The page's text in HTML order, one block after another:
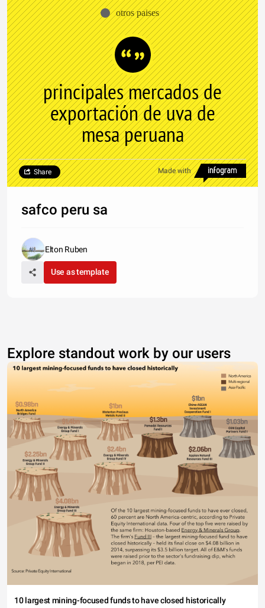
otros paises
principales mercados de
exportación de uva de
mesa peruana
Made with
Share
safco peru sa
Elton Ruben
Use as template
Explore standout work by our users
10 largest mining-focused funds to have closed historically